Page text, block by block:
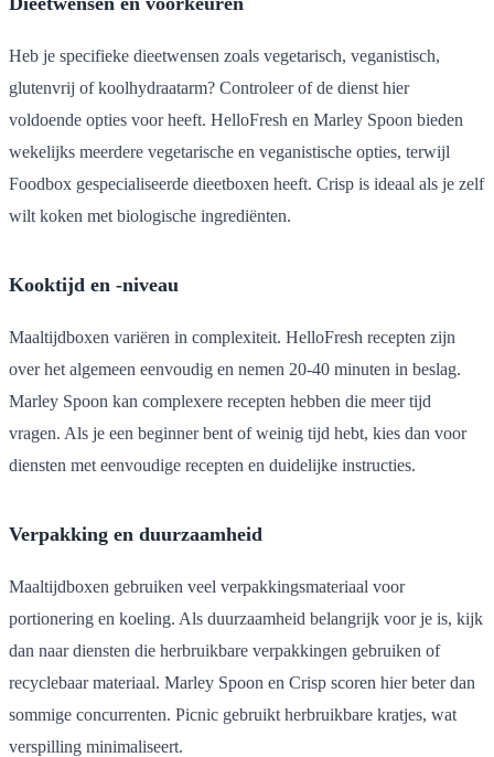
Heb je specifieke dieetwensen zoals vegetarisch, veganistisch,
glutenvrij of koolhydraatarm? Controleer of de dienst hier
voldoende opties voor heeft. HelloFresh en Marley Spoon bieden
wekelijks meerdere vegetarische en veganistische opties, terwijl
Foodbox gespecialiseerde dieetboxen heeft. Crisp is ideaal als je zelf
wilt koken met biologische ingrediënten.
Kooktijd en -niveau
Maaltijdboxen variëren in complexiteit. HelloFresh recepten zijn
over het algemeen eenvoudig en nemen 20-40 minuten in beslag.
Marley Spoon kan complexere recepten hebben die meer tijd
vragen. Als je een beginner bent of weinig tijd hebt, kies dan voor
diensten met eenvoudige recepten en duidelijke instructies.
Verpakking en duurzaamheid
Maaltijdboxen gebruiken veel verpakkingsmateriaal voor
portionering en koeling. Als duurzaamheid belangrijk voor je is, kijk
dan naar diensten die herbruikbare verpakkingen gebruiken of
recyclebaar materiaal. Marley Spoon en Crisp scoren hier beter dan
sommige concurrenten. Picnic gebruikt herbruikbare kratjes, wat
verspilling minimaliseert.